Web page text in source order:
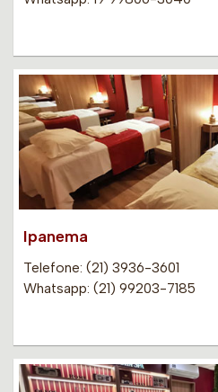
Ipanema
Telefone: (21) 3936-3601
Whatsapp: (21) 99203-7185